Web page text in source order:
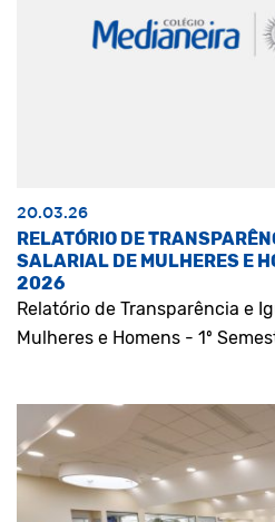
20.03.26
RELATÓRIO DE
SALARIAL DE MULHERES E
2026
Relatório de Transparência e
Mulheres e Homens - 1º